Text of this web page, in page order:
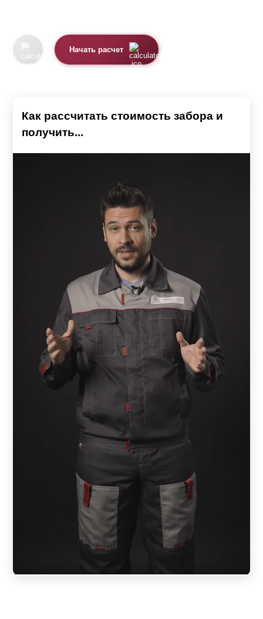
Начать расчет
Как рассчитать стоимость забора и
получить...